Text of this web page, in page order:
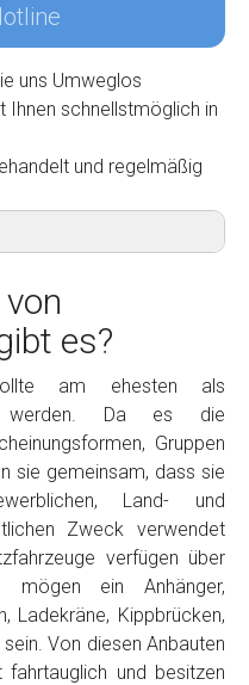
uns Umweglos
Ihnen schnellstmöglich in
und regelmäßig
es?
am ehesten als
werden. Da es die
Gruppen
sie gemeinsam, dass sie
Land- und
Zweck verwendet
verfügen über
mögen ein Anhänger,
Ladekräne, Kippbrücken,
Von diesen Anbauten
und besitzen